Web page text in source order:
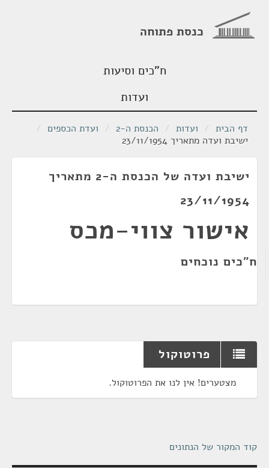
כנסת פתוחה
ח"כים וסיעות
ועדות
דף הבית / ועדות / הכנסת ה-2 / ועדת הכספים /
ישיבת ועדה מתאריך 23/11/1954
ישיבת ועדה של הכנסת ה-2 מתאריך
23/11/1954
אישור צווי-מכס
ח"כים נוכחים
פרוטוקול
מצטערים! אין לנו את הפרוטוקול.
קוד המקור של הנתונים